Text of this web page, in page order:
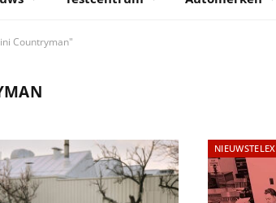
Countryman"
NIEUWSTELEX